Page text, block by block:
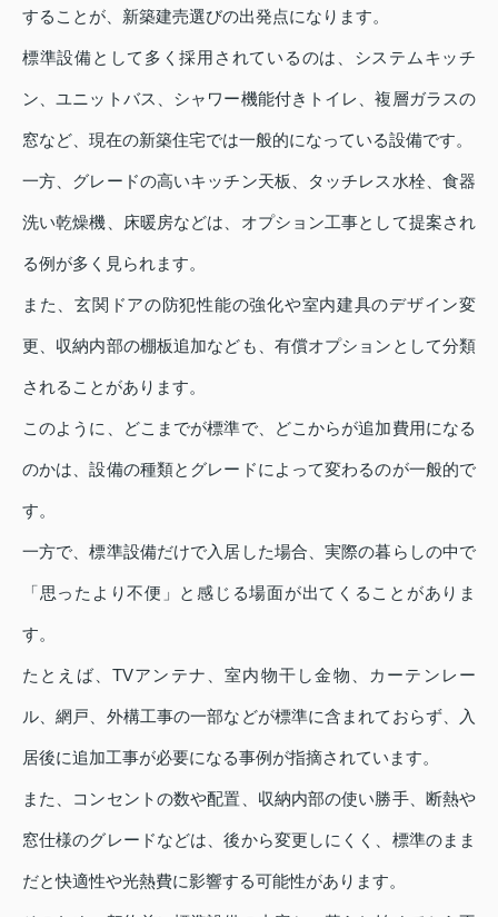
することが、新築建売選びの出発点になります。
標準設備として多く採用されているのは、システムキッチ
ン、ユニットバス、シャワー機能付きトイレ、複層ガラスの
窓など、現在の新築住宅では一般的になっている設備です。
一方、グレードの高いキッチン天板、タッチレス水栓、食器
洗い乾燥機、床暖房などは、オプション工事として提案され
る例が多く見られます。
また、玄関ドアの防犯性能の強化や室内建具のデザイン変
更、収納内部の棚板追加なども、有償オプションとして分類
されることがあります。
このように、どこまでが標準で、どこからが追加費用になる
のかは、設備の種類とグレードによって変わるのが一般的で
す。
一方で、標準設備だけで入居した場合、実際の暮らしの中で
「思ったより不便」と感じる場面が出てくることがありま
す。
たとえば、TVアンテナ、室内物干し金物、カーテンレー
ル、網戸、外構工事の一部などが標準に含まれておらず、入
居後に追加工事が必要になる事例が指摘されています。
また、コンセントの数や配置、収納内部の使い勝手、断熱や
窓仕様のグレードなどは、後から変更しにくく、標準のまま
だと快適性や光熱費に影響する可能性があります。